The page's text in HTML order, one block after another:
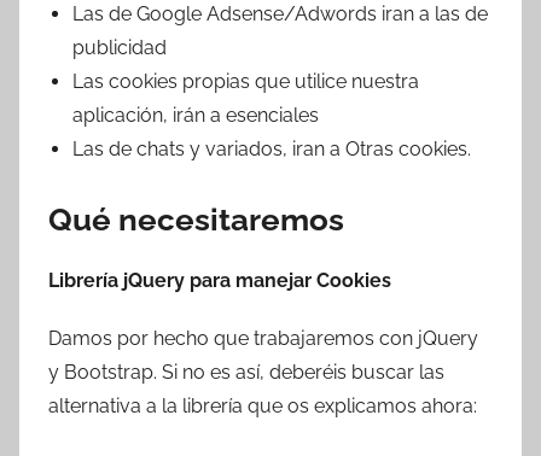
Las de Google Adsense/Adwords iran a las de
publicidad
Las cookies propias que utilice nuestra
aplicación, irán a esenciales
Las de chats y variados, iran a Otras cookies.
Qué necesitaremos
Librería jQuery para manejar Cookies
Damos por hecho que trabajaremos con jQuery
y Bootstrap. Si no es así, deberéis buscar las
alternativa a la librería que os explicamos ahora: